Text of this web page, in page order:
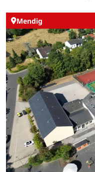
Mendig